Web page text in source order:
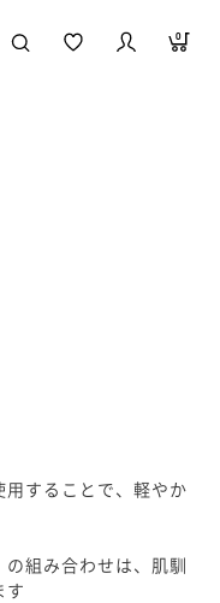
0
することで、軽やか
組み合わせは、肌馴
す